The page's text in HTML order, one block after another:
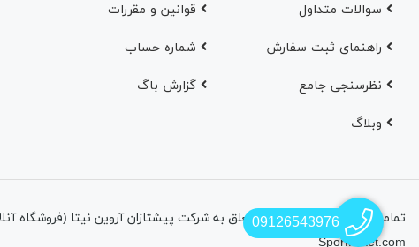
سوالات متداول قوانین و مقررات
راهنمای ثبت سفارش شماره حساب
نظرسنجی جامع گزارش باگ
وبلاگ
SporMyket.com
09126543976